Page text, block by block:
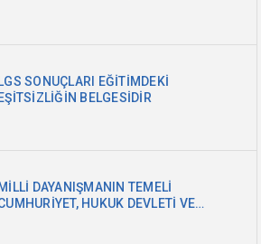
LGS SONUÇLARI EĞİTİMDEKİ
EŞİTSİZLİĞİN BELGESİDİR
MİLLİ DAYANIŞMANIN TEMELİ
HUKUK DEVLETİ VE